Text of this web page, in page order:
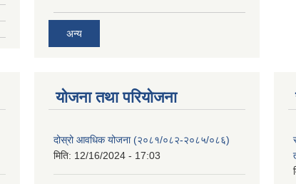
अन्य
योजना तथा परियोजना
दोस्रो आवधिक योजना (२०८१/०८२-२०८५/०८६)
मिति: 12/16/2024 - 17:03